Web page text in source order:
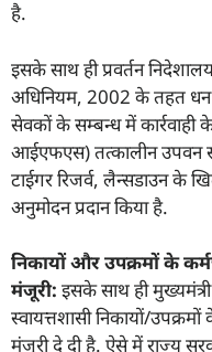
है.
इसके साथ ही प्रवर्तन
अधिनियम, 2002 के तहत धन
सेवकों के सम्बन्ध में कार्रवाही
आईएफएस) तत्कालीन उपवन
टाईगर रिजर्व, लैन्सडाउन के
अनुमोदन प्रदान किया है.
निकायों और उपक्रमों के
मंजूरी: इसके साथ ही
स्वायत्तशासी निकायों/
मंजूरी दे दी है. ऐसे में राज्य